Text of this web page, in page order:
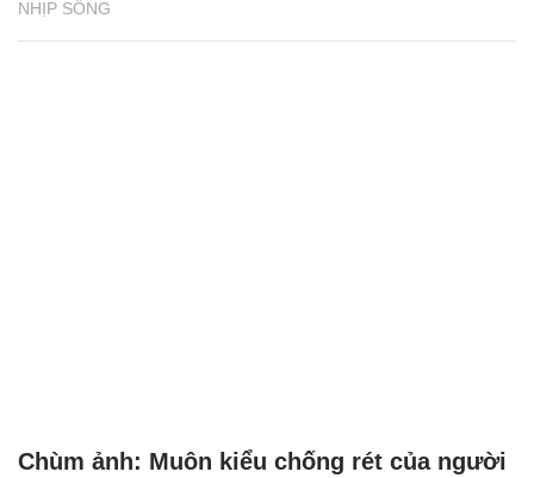
NHỊP SỐNG
Chùm ảnh: Muôn kiểu chống rét của người